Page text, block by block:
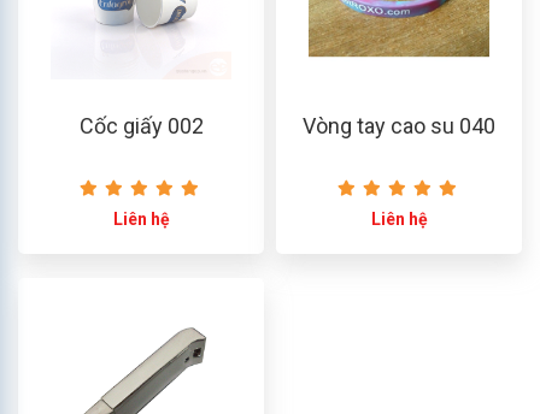
Cốc giấy 002
Liên hệ
Vòng tay cao su 040
Liên hệ